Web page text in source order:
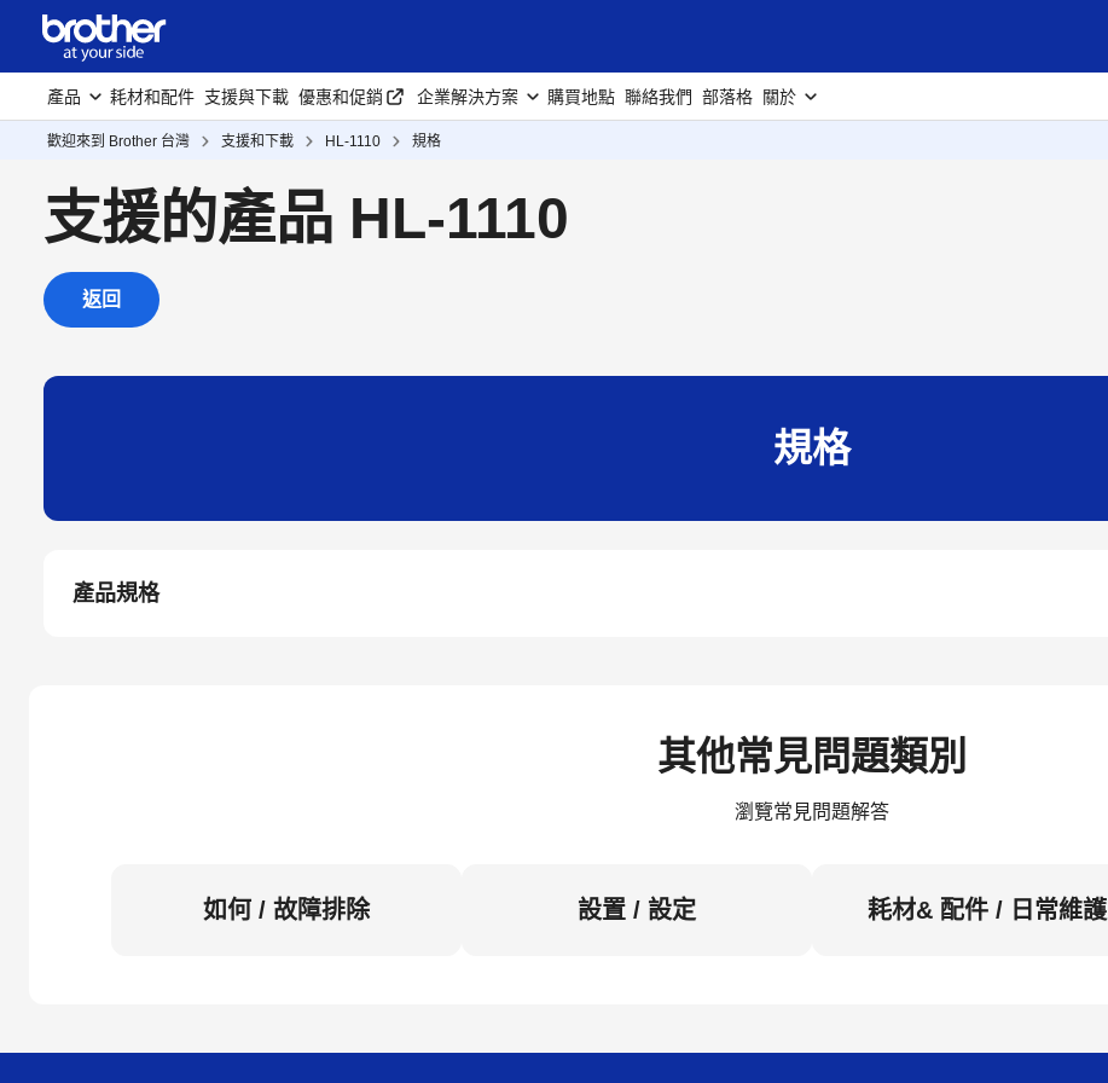
產品 耗材和配件 支援與下載 優惠和促銷 企業解決方案 購買地點 聯絡我們 部落格 關於
歡迎來到 Brother 台灣 支援和下載 HL-1110 規格
支援的產品 HL-1110
返回
規格
產品規格
其他常見問題類別
瀏覽常見問題解答
如何 / 故障排除 設置 / 設定 耗材& 配件 / 日常維護